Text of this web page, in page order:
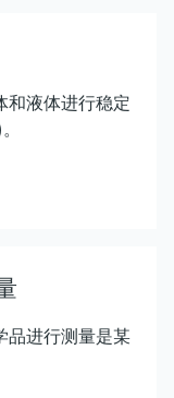
和液体进行稳定
品进行测量是某